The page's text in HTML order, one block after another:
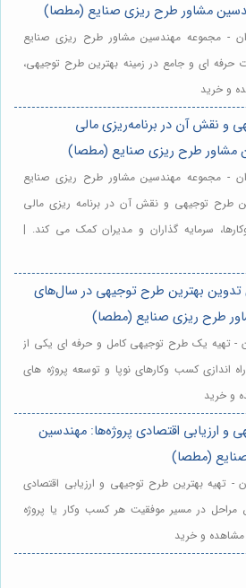
مشاور طرح ریزی صنایع (مطصا)
- مجموعه مهندسین مشاور طرح ریزی صنایع
حرفه ای و جامع در زمینه بهترین طرح توجیهی،
و خرید
و نقش آن در برنامه‌ریزی مالی
مشاور طرح ریزی صنایع (مطصا)
- مجموعه مهندسین مشاور طرح ریزی صنایع
طرح توجیهی و نقش آن در برنامه ریزی مالی
سرمایه گذاران و مدیران کمک می کند. |
تدوین بهترین طرح توجیهی در سال‌های
طرح ریزی صنایع (مطصا)
- تهیه یک طرح توجیهی کامل و حرفه ای یکی از
اندازی کسب وکارهای نوپا و توسعه پروژه های
و خرید
و ارزیابی اقتصادی پروژه‌ها: مهندسین
(مطصا)
- تهیه بهترین طرح توجیهی و ارزیابی اقتصادی
مراحل در مسیر موفقیت هر کسب وکار یا پروژه
و خرید